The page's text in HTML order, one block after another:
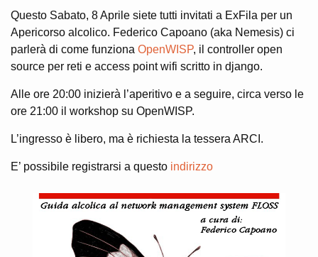
Questo Sabato, 8 Aprile siete tutti invitati a ExFila per un
Apericorso alcolico. Federico Capoano (aka Nemesis) ci
parlerà di come funziona OpenWISP, il controller open
source per reti e access point wifi scritto in django.
Alle ore 20:00 inizierà l’aperitivo e a seguire, circa verso le
ore 21:00 il workshop su OpenWISP.
L’ingresso è libero, ma è richiesta la tessera ARCI.
E’ possibile registrarsi a questo indirizzo